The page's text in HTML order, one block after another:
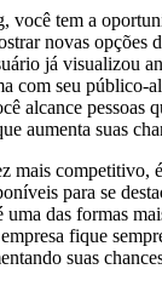
você tem a
novas opções
já visualizou
com seu público-
alcance pessoas
aumenta suas
mais competitivo,
para se
das formas
fique
suas